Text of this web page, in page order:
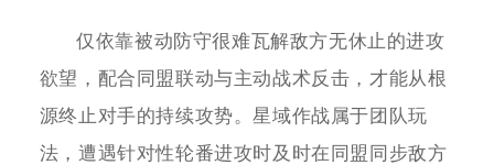
仅依靠被动防守很难瓦解敌方无休止的进攻
欲望，配合同盟联动与主动战术反击，才能从根
源终止对手的持续攻势。星域作战属于团队玩
法，遭遇针对性轮番进攻时及时在同盟同步敌方